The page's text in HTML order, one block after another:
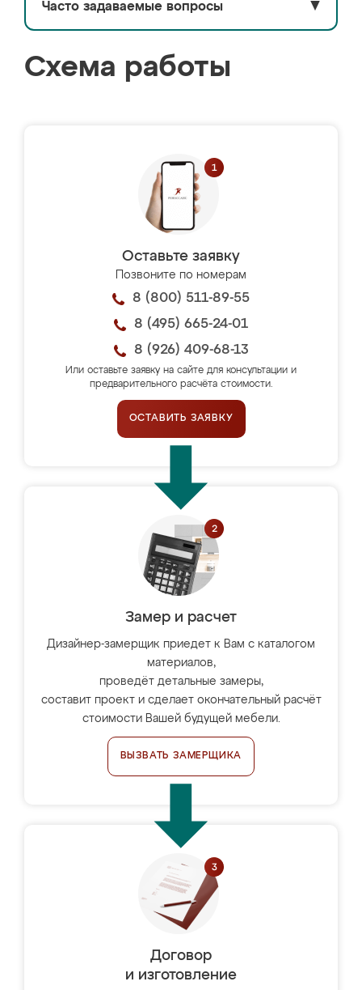
Часто задаваемые вопросы ▼
Схема работы
Оставьте заявку
Позвоните по номерам
8 (800) 511-89-55
8 (495) 665-24-01
8 (926) 409-68-13
Или оставьте заявку на сайте для консультации и
предварительного расчёта стоимости.
ОСТАВИТЬ ЗАЯВКУ
Замер и расчет
Дизайнер-замерщик приедет к Вам с каталогом
материалов,
проведёт детальные замеры,
составит проект и сделает окончательный расчёт
стоимости Вашей будущей мебели.
ВЫЗВАТЬ ЗАМЕРЩИКА
Договор
и изготовление